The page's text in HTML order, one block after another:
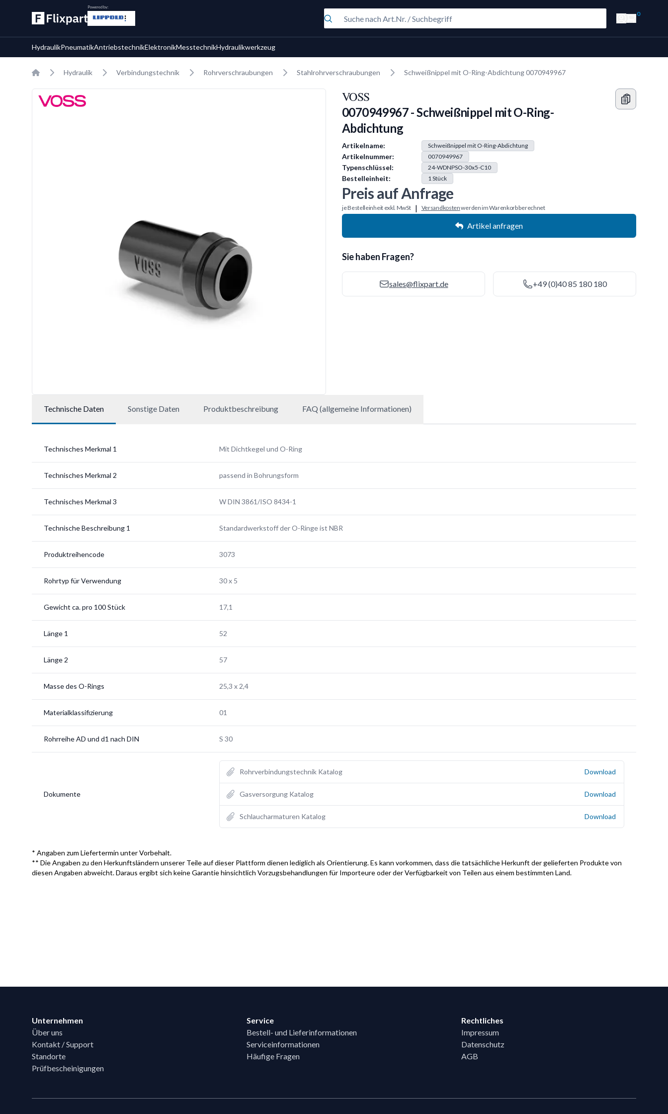
Powered by:
0
HydraulikPneumatikAntriebstechnikElektronikMesstechnikHydraulikwerkzeug
Home Hydraulik Verbindungstechnik Rohrverschraubungen Stahlrohrverschraubungen Schweißnippel mit O-Ring-Abdichtung 0070949967
VOSS
0070949967 - Schweißnippel mit O-Ring-
Abdichtung
Produkt Information
Artikelname: Schweißnippel mit O-Ring-Abdichtung
Artikelnummer: 0070949967
Typenschlüssel: 24-WDNPSO-30x5-C10
Bestelleinheit: 1Stück
Preis auf Anfrage
je Bestelleinheit exkl. MwSt | Versandkostenwerden im Warenkorb berechnet
Artikel anfragen
Sie haben Fragen?
sales@flixpart.de +49 (0)40 85 180 180
Technische Daten Sonstige Daten Produktbeschreibung FAQ (allgemeine Informationen)
Technisches Merkmal 1 Mit Dichtkegel und O-Ring
Technisches Merkmal 2 passend in Bohrungsform
Technisches Merkmal 3 W DIN 3861/ISO 8434-1
Technische Beschreibung 1 Standardwerkstoff der O-Ringe ist NBR
Produktreihencode 3073
Rohrtyp für Verwendung 30 x 5
Gewicht ca. pro 100 Stück 17,1
Länge 1 52
Länge 2 57
Masse des O-Rings 25,3 x 2,4
Materialklassifizierung 01
Rohrreihe AD und d1 nach DIN S 30
Dokumente
Rohrverbindungstechnik Katalog Download
Gasversorgung Katalog Download
Schlaucharmaturen Katalog Download
* Angaben zum Liefertermin unter Vorbehalt.
** Die Angaben zu den Herkunftsländern unserer Teile auf dieser Plattform dienen lediglich als Orientierung. Es kann vorkommen, dass die tatsächliche Herkunft der gelieferten Produkte von
diesen Angaben abweicht. Daraus ergibt sich keine Garantie hinsichtlich Vorzugsbehandlungen für Importeure oder der Verfügbarkeit von Teilen aus einem bestimmten Land.
Unternehmen
Über uns
Kontakt / Support
Standorte
Prüfbescheinigungen
Service
Bestell- und Lieferinformationen
Serviceinformationen
Häufige Fragen
Rechtliches
Impressum
Datenschutz
AGB